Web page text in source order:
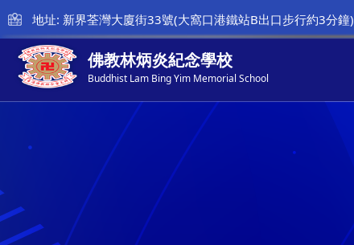
地址: 新界荃灣大廈街33號(大窩口港鐵站B出口步行約3分鐘)
佛教林炳炎紀念學校
Buddhist Lam Bing Yim Memorial School